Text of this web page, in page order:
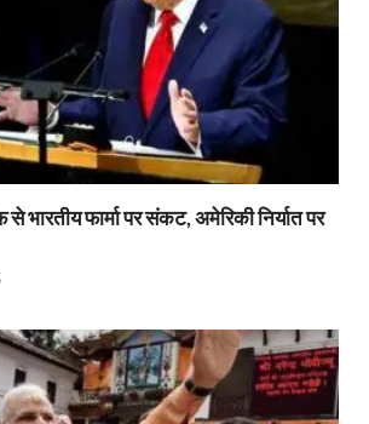
भारतीय फार्मा पर संकट, अमेरिकी निर्यात पर